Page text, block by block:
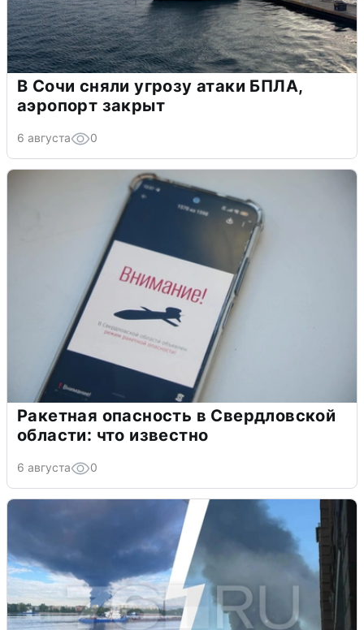
В Сочи сняли угрозу атаки БПЛА,
аэропорт закрыт
6 августа 0
Ракетная опасность в Свердловской
области: что известно
6 августа 0